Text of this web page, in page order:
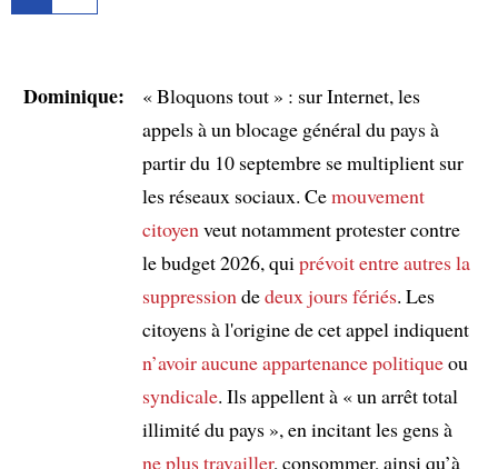
Dominique:
« Bloquons tout » : sur Internet, les
appels à un blocage général du pays à
partir du 10 septembre se multiplient sur
les réseaux sociaux. Cemouvement
citoyen veut notamment protester contre
le budget 2026, qui prévoitentre autresla
suppression dedeux jours fériés. Les
citoyens à l'origine de cet appel indiquent
n’avoir aucune appartenance politiqueou
syndicale. Ils appellent à « un arrêt total
illimité du pays », en incitant les gens à
ne plus travailler, consommer, ainsi qu’à